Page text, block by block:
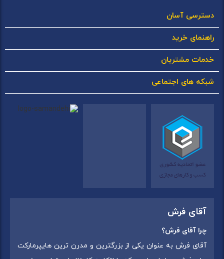
دسترسی آسان
راهنمای خرید
خدمات مشتریان
شبکه های اجتماعی
آقای فرش
چرا آقای فرش؟
آقای فرش به عنوان یکی از بزرگترین و مدرن ترین هایپرمارکت